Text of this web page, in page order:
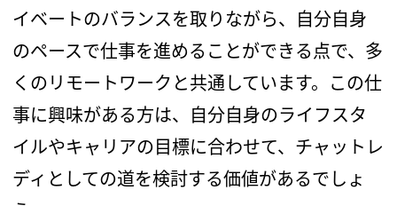
イベートのバランスを取りながら、自分自身
のペースで仕事を進めることができる点で、多
くのリモートワークと共通しています。この仕
事に興味がある方は、自分自身のライフスタ
イルやキャリアの目標に合わせて、チャットレ
ディとしての道を検討する価値があるでしょ